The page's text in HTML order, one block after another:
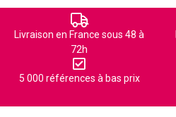
Livraison en France sous 48 à
72h
5 000 références à bas prix